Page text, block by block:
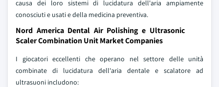
causa dei loro sistemi di lucidatura dell'aria ampiamente
conosciuti e usati e della medicina preventiva.
Nord America Dental Air Polishing e Ultrasonic
Scaler Combination Unit Market Companies
I giocatori eccellenti che operano nel settore delle unità
combinate di lucidatura dell'aria dentale e scalatore ad
ultrasuoni includono: